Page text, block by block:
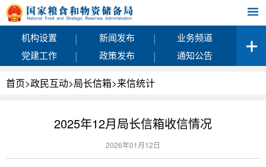
机构设置 | 新闻发布 |
业务频道
党建工作
| 政策发布 | 通知公告
首页>政民互动>局长信箱>来信统计
2025年12月局长信箱收信情况
2026年01月12日